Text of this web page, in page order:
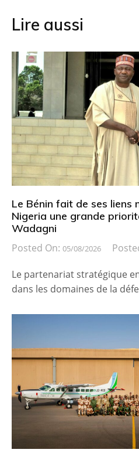
Lire aussi
Le Bénin fait de ses liens
Nigeria une grande
Wadagni
Posted On: 05/08/2026
Le partenariat stratégique
dans les domaines de la